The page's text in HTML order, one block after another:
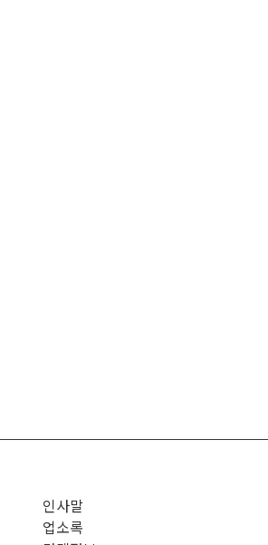
인사말
업소록